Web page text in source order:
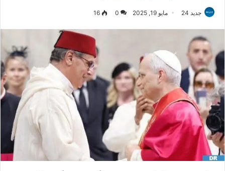
جديد 24 مايو 19, 2025 0
16